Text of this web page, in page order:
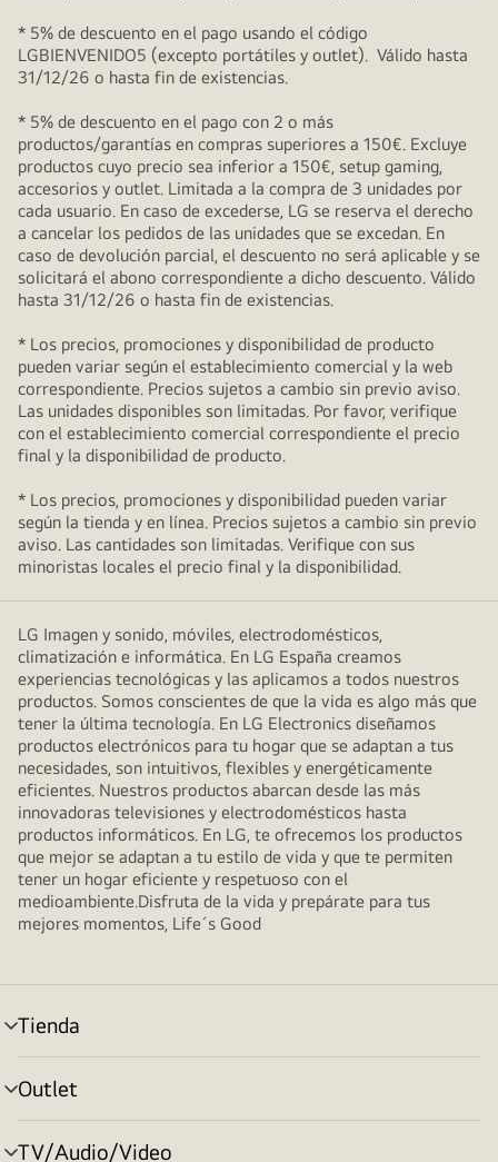
* 5% de descuento en el pago usando el código
LGBIENVENIDO5 (excepto portátiles y outlet). Válido hasta
31/12/26 o hasta fin de existencias.
* 5% de descuento en el pago con 2 o más
productos/garantías en compras superiores a 150€. Excluye
productos cuyo precio sea inferior a 150€, setup gaming,
accesorios y outlet. Limitada a la compra de 3 unidades por
cada usuario. En caso de excederse, LG se reserva el derecho
a cancelar los pedidos de las unidades que se excedan. En
caso de devolución parcial, el descuento no será aplicable y se
solicitará el abono correspondiente a dicho descuento. Válido
hasta 31/12/26 o hasta fin de existencias.
* Los precios, promociones y disponibilidad de producto
pueden variar según el establecimiento comercial y la web
correspondiente. Precios sujetos a cambio sin previo aviso.
Las unidades disponibles son limitadas. Por favor, verifique
con el establecimiento comercial correspondiente el precio
final y la disponibilidad de producto.
* Los precios, promociones y disponibilidad pueden variar
según la tienda y en línea. Precios sujetos a cambio sin previo
aviso. Las cantidades son limitadas. Verifique con sus
minoristas locales el precio final y la disponibilidad.
LG Imagen y sonido, móviles, electrodomésticos,
climatización e informática. En LG España creamos
experiencias tecnológicas y las aplicamos a todos nuestros
productos. Somos conscientes de que la vida es algo más que
tener la última tecnología. En LG Electronics diseñamos
productos electrónicos para tu hogar que se adaptan a tus
necesidades, son intuitivos, flexibles y energéticamente
eficientes. Nuestros productos abarcan desde las más
innovadoras televisiones y electrodomésticos hasta
productos informáticos. En LG, te ofrecemos los productos
que mejor se adaptan a tu estilo de vida y que te permiten
tener un hogar eficiente y respetuoso con el
medioambiente.Disfruta de la vida y prepárate para tus
mejores momentos, Life´s Good
Tienda
Alternar
menú
Outlet
Alternar
menú
TV/Audio/Video